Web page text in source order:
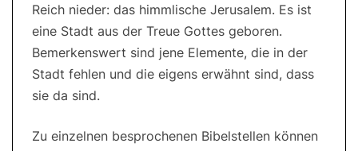
Reich nieder: das himmlische Jerusalem. Es ist
eine Stadt aus der Treue Gottes geboren.
Bemerkenswert sind jene Elemente, die in der
Stadt fehlen und die eigens erwähnt sind, dass
sie da sind.
Zu einzelnen besprochenen Bibelstellen können